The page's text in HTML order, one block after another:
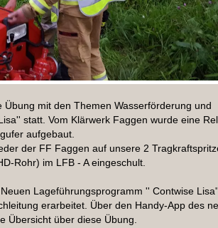
mit den Themen Wasserförderung und
statt. Vom Klärwerk Faggen wurde eine
aufgebaut.
der FF Faggen auf unsere 2
Rohr) im LFB - A eingeschult.
Lageführungsprogramm '' Contwise
erarbeitet. Über den Handy-App des
Übersicht über diese Übung.